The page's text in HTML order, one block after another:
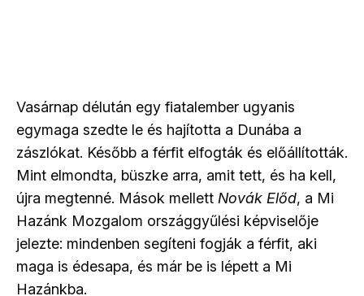
Vasárnap délután egy fiatalember ugyanis
egymaga szedte le és hajította a Dunába a
zászlókat. Később a férfit elfogták és előállították.
Mint elmondta, büszke arra, amit tett, és ha kell,
újra megtenné. Mások mellett Novák Előd, a Mi
Hazánk Mozgalom országgyűlési képviselője
jelezte: mindenben segíteni fogják a férfit, aki
maga is édesapa, és már be is lépett a Mi
Hazánkba.